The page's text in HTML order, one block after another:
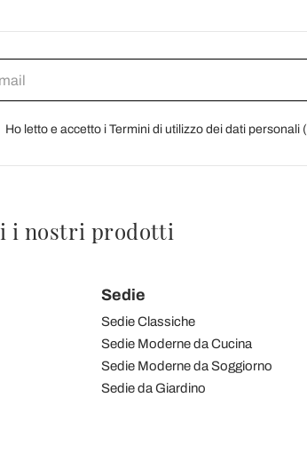
Ho letto e accetto i Termini di utilizzo dei dati personali (
i nostri prodotti
Sedie
Sedie Classiche
Sedie Moderne da Cucina
Sedie Moderne da Soggiorno
Sedie da Giardino